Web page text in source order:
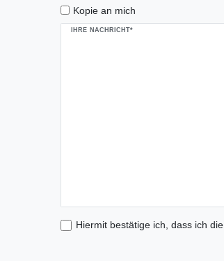
Kopie an mich
IHRE NACHRICHT*
Hiermit bestätige ich, dass ich die